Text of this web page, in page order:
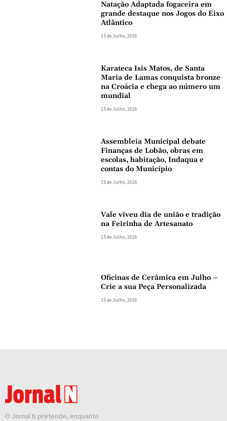
Natação Adaptada fogaceira em
grande destaque nos Jogos do Eixo
Atlântico
15 de Julho, 2026
Karateca Isis Matos, de Santa
Maria de Lamas conquista bronze
na Croácia e chega ao número um
mundial
15 de Julho, 2026
Assembleia Municipal debate
Finanças de Lobão, obras em
escolas, habitação, Indaqua e
contas do Município
15 de Julho, 2026
Vale viveu dia de união e tradição
na Feirinha de Artesanato
15 de Julho, 2026
Oficinas de Cerâmica em Julho –
Crie a sua Peça Personalizada
15 de Julho, 2026
O Jornal N pretende, enquanto